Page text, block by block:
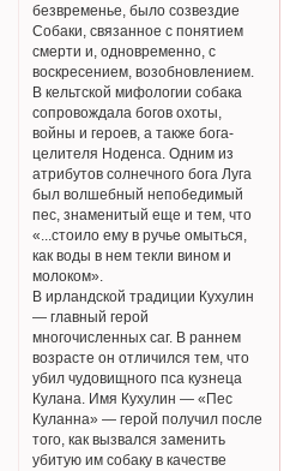
безвременье, было созвездие
Собаки, связанное с понятием
смерти и, одновременно, с
воскресением, возобновлением.
В кельтской мифологии собака
сопровождала богов охоты,
войны и героев, а также бога-
целителя Ноденса. Одним из
атрибутов солнечного бога Луга
был волшебный непобедимый
пес, знаменитый еще и тем, что
«...стоило ему в ручье омыться,
как воды в нем текли вином и
молоком».
В ирландской традиции Кухулин
— главный герой
многочисленных саг. В раннем
возрасте он отличился тем, что
убил чудовищного пса кузнеца
Кулана. Имя Кухулин — «Пес
Куланна» — герой получил после
того, как вызвался заменить
убитую им собаку в качестве